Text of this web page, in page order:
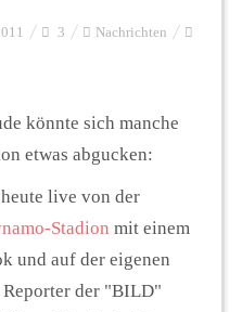
Beiträge
3 Nachrichten
könnte sich manche
etwas abgucken:
live von der
Stadion mit einem
und auf der eigenen
der "BILD"